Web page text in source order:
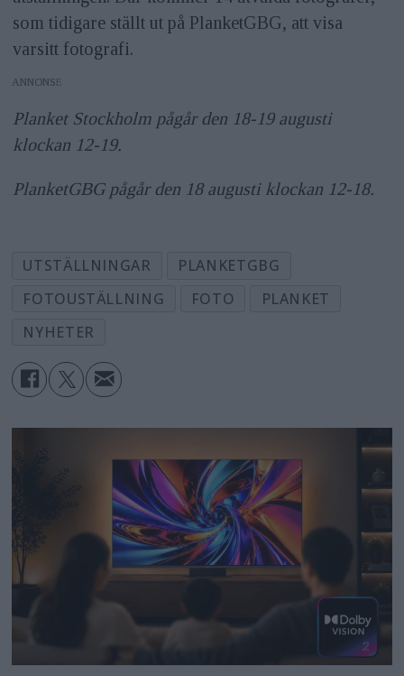
som tidigare ställt ut på PlanketGBG, att visa
varsitt fotografi.
ANNONS
Planket Stockholm pågår den 18-19 augusti
klockan 12-19.
PlanketGBG pågår den 18 augusti klockan 12-18.
UTSTÄLLNINGAR
PLANKETGBG
FOTOUSTÄLLNING
FOTO
PLANKET
NYHETER